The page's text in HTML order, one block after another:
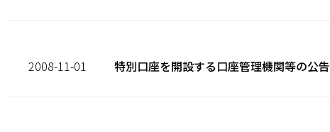
2008-11-01 特別口座を開設する口座管理機関等の公告